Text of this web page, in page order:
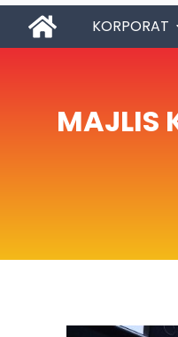
KORPORAT
MAJLIS